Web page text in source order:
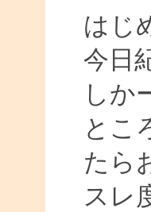
はじ
今日
しか
とこ
たら
スレ